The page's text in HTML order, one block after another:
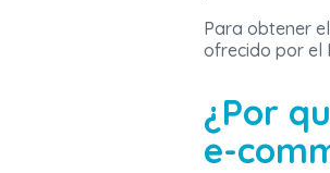
Para obtener
ofrecido por el
¿Por
e-